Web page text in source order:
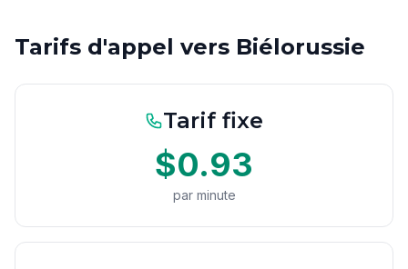
Tarifs d'appel vers Biélorussie
Tarif fixe
$0.93
par minute